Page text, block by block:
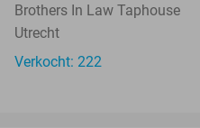
Brothers In Law Taphouse
Utrecht
Verkocht: 222